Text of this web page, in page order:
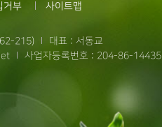
거부 사이트맵
215)
대표 : 서동교
사업자등록번호 : 204-86-14435